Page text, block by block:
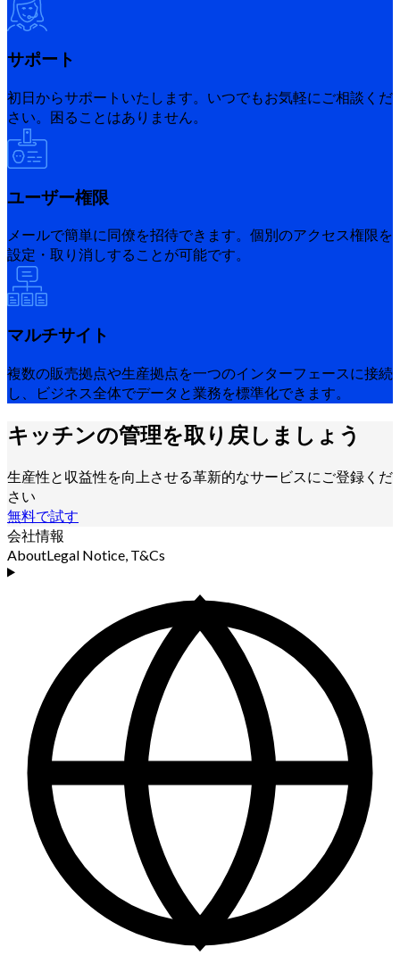
サポート
初日からサポートいたします。いつでもお気軽にご相談くだ
さい。困ることはありません。
ユーザー権限
メールで簡単に同僚を招待できます。個別のアクセス権限を
設定・取り消しすることが可能です。
マルチサイト
複数の販売拠点や生産拠点を一つのインターフェースに接続
し、ビジネス全体でデータと業務を標準化できます。
キッチンの管理を取り戻しましょう
生産性と収益性を向上させる革新的なサービスにご登録くだ
さい
無料で試す
会社情報
AboutLegal Notice, T&Cs